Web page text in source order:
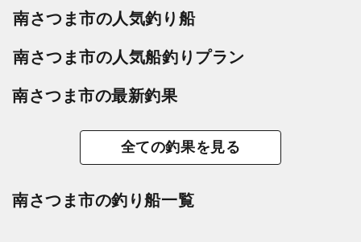
南さつま市の人気釣り船
南さつま市の人気船釣りプラン
南さつま市の最新釣果
全ての釣果を見る
南さつま市の釣り船一覧